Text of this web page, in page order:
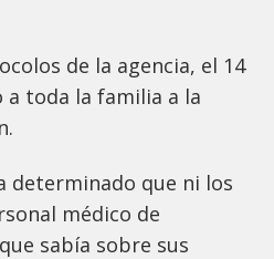
de la agencia, el 14
toda la familia a la
determinado que ni los
médico de
sabía sobre sus